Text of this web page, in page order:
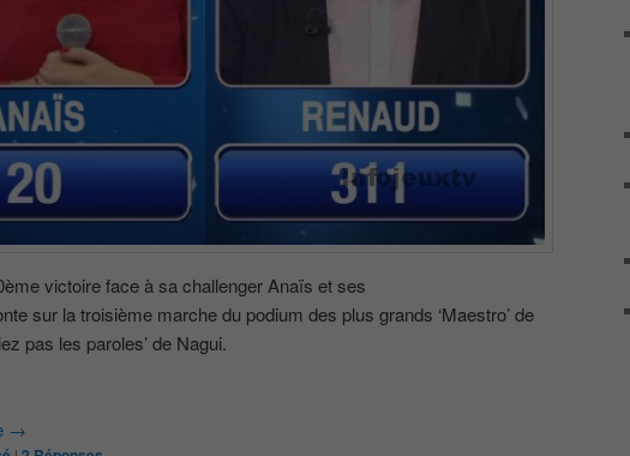
victoire face à sa challenger Anaïs et ses
sur la troisième marche du podium des plus grands ‘Maestro’ de
pas les paroles’ de Nagui.
→